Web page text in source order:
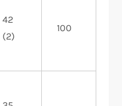
42
(2)
100